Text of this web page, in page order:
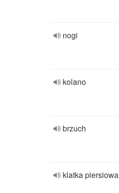
nogi
kolano
brzuch
klatka piersiowa